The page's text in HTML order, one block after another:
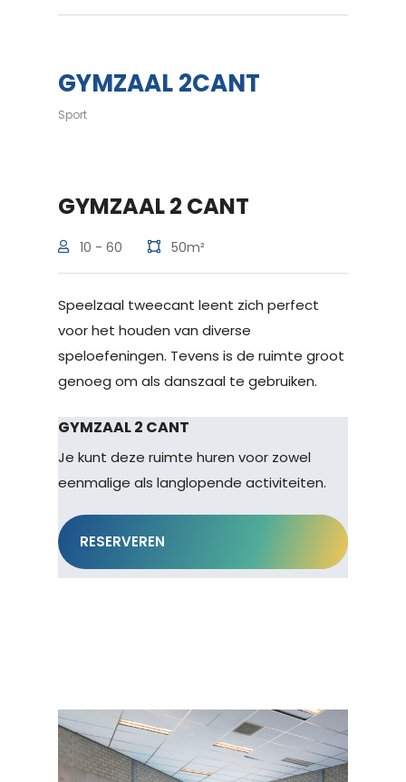
GYMZAAL 2CANT
Sport
GYMZAAL 2 CANT
10 - 60 50m²
Speelzaal tweecant leent zich perfect
voor het houden van diverse
speloefeningen. Tevens is de ruimte groot
genoeg om als danszaal te gebruiken.
GYMZAAL 2 CANT
Je kunt deze ruimte huren voor zowel
eenmalige als langlopende activiteiten.
RESERVEREN